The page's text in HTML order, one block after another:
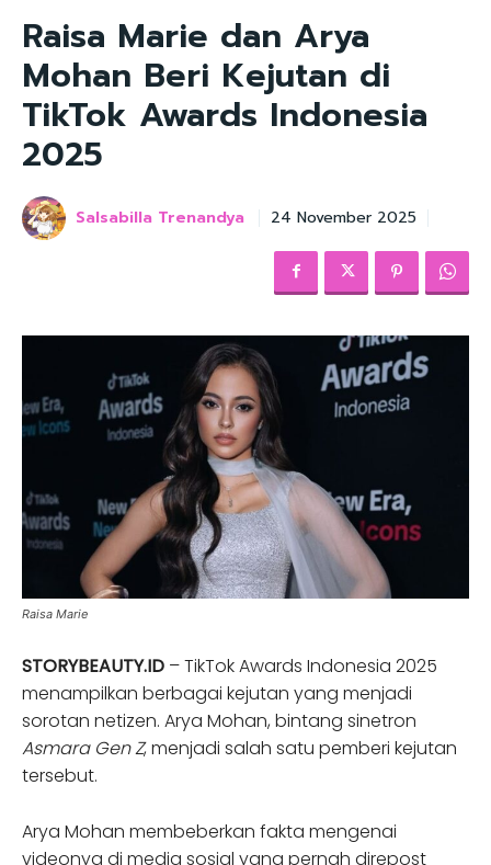
Raisa Marie dan Arya
Mohan Beri Kejutan di
TikTok Awards Indonesia
2025
Salsabilla Trenandya 24 November 2025
Raisa Marie
STORYBEAUTY.ID – TikTok Awards Indonesia 2025
menampilkan berbagai kejutan yang menjadi
sorotan netizen. Arya Mohan, bintang sinetron
Asmara Gen Z, menjadi salah satu pemberi kejutan
tersebut.
Arya Mohan membeberkan fakta mengenai
videonya di media sosial yang pernah direpost